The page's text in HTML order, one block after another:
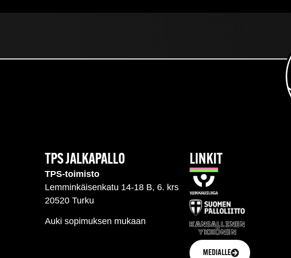
TPS JALKAPALLO
TPS-toimisto
Lemminkäisenkatu 14-18 B, 6. krs
20520 Turku
Auki sopimuksen mukaan
LINKIT
MEDIALLE